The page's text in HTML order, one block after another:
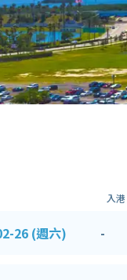
入港
26 (週六) -